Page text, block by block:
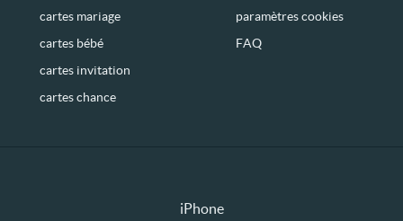
cartes mariage
cartes bébé
cartes invitation
cartes chance
paramètres cookies
FAQ
iPhone